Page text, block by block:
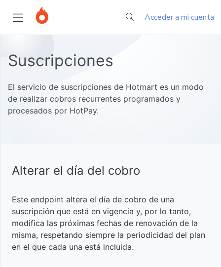
Suscripciones
El servicio de suscripciones de Hotmart es un modo
de realizar cobros recurrentes programados y
procesados por HotPay.
Alterar el día del cobro
Este endpoint altera el día de cobro de una
suscripción que está en vigencia y, por lo tanto,
modifica las próximas fechas de renovación de la
misma, respetando siempre la periodicidad del plan
en el que cada una está incluida.
Acceder a mi cuenta
Página
inicial
Empezando
Autentificación
Códigos
de
Respuesta
HTTP
ventas y
suscripciones
real con
planillas
Google
Visualizar
Obtener
suscripciones
Resumen de
Introducción
Historial
Área de
Miembros
Introducción
Producto